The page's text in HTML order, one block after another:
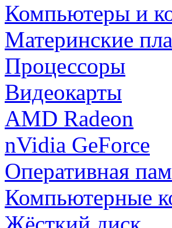
Компьютеры и
Материнские
Процессоры
Видеокарты
AMD Radeon
nVidia GeForce
Оперативная
Компьютерные